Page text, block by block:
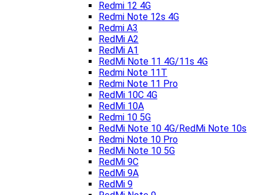
Redmi 12 4G
Redmi Note 12s 4G
Redmi A3
RedMi A2
RedMi A1
RedMi Note 11 4G/11s 4G
Redmi Note 11T
Redmi Note 11 Pro
RedMi 10C 4G
RedMi 10A
Redmi 10 5G
RedMi Note 10 4G/RedMi Note 10s
Redmi Note 10 Pro
RedMi Note 10 5G
RedMi 9C
RedMi 9A
RedMi 9